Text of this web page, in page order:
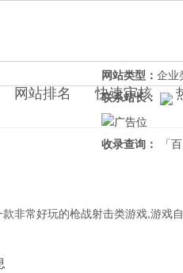
网站排名 快速审核
网站类型： 企业
联系站长：
收录查询：
「
非常好玩的枪战射击类游戏,游戏